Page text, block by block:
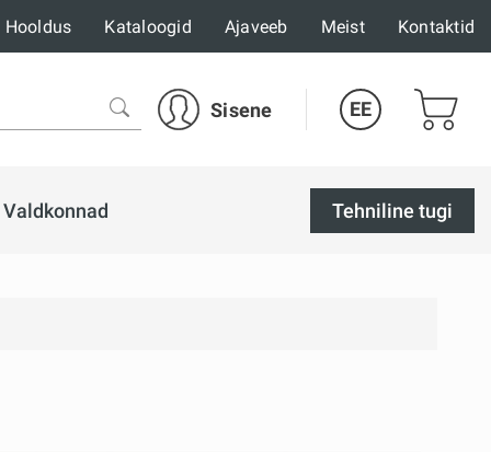
Hooldus Kataloogid Ajaveeb Meist Kontaktid
Sisene EE
Valdkonnad Tehniline tugi